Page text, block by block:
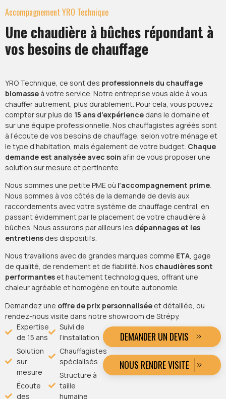
Accompagnement YRO Technique
Une chaudière à bûches répondant à
vos besoins de chauffage
YRO Technique, ce sont des professionnels du chauffage
biomasse à votre service. Notre entreprise vous aide à vous
chauffer autrement, plus durablement. Pour cela, vous pouvez
compter sur plus de 15 ans d’expérience dans le domaine et
sur une équipe professionnelle. Nos chauffagistes agréés sont
à l’écoute de vos besoins de chauffage, selon votre ménage et
le type d’habitation, mais également de votre budget. Chaque
demande est analysée avec soin afin de vous proposer une
solution sur mesure et pertinente.
Nous sommes une petite PME où l’accompagnement prime.
Nous sommes à vos côtés de la demande de devis aux
raccordements avec votre système de chauffage central, en
passant évidemment par le placement de votre chaudière à
bûches. Nous assurons par ailleurs les dépannages et les
entretiens des dispositifs.
Nous travaillons avec de grandes marques comme ETA, gage
de qualité, de rendement et de fiabilité. Nos chaudières sont
performantes et hautement technologiques, offrant une
chaleur agréable et homogène en toute autonomie.
Demandez une offre de prix personnalisée et détaillée, ou
rendez-nous visite dans notre showroom de Strépy.
Expertise
de 15 ans
Solution
sur
mesure
Écoute
des
Suivi de
l’installation
Chauffagistes
spécialisés
Structure à
taille
humaine
DEMANDER UN DEVIS
NOUS RENDRE VISITE